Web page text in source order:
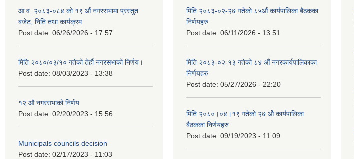
आ.व. २०८३-०८४ को १९ औं नगरसभामा प्रस्तुत
बजेट, निति तथा कार्यक्रम
Post date: 06/26/2026 - 17:57
मिति २०८०/०३/१० गतेको तेर्हौ नगरसभाको निर्णय।
Post date: 08/03/2023 - 13:38
१२ औ नगरसभाको निर्णय
Post date: 02/20/2023 - 15:56
Municipals councils decision
Post date: 02/17/2023 - 11:03
मिति २०८३-०२-२७ गतेको ८५औं कार्यपालिका बैठकका
निर्णयहरु
Post date: 06/11/2026 - 13:51
मिति २०८३-०२-१३ गतेको ८४ औं नगरकार्यपालिकाका
निर्णयहरु
Post date: 05/27/2026 - 22:20
मिति २०८०।०४।१९ गतेको २७ ‌‍‌ओेै कार्यपालिका
बैठकका निर्णयहरु
Post date: 09/19/2023 - 11:09